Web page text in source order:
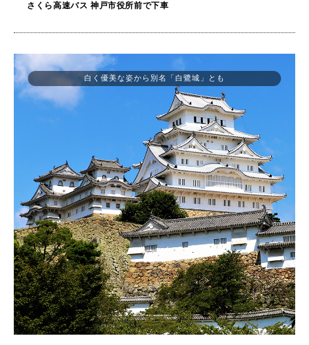
さくら高速バス 神戸市役所前で下車
白く優美な姿から別名「白鷺城」とも